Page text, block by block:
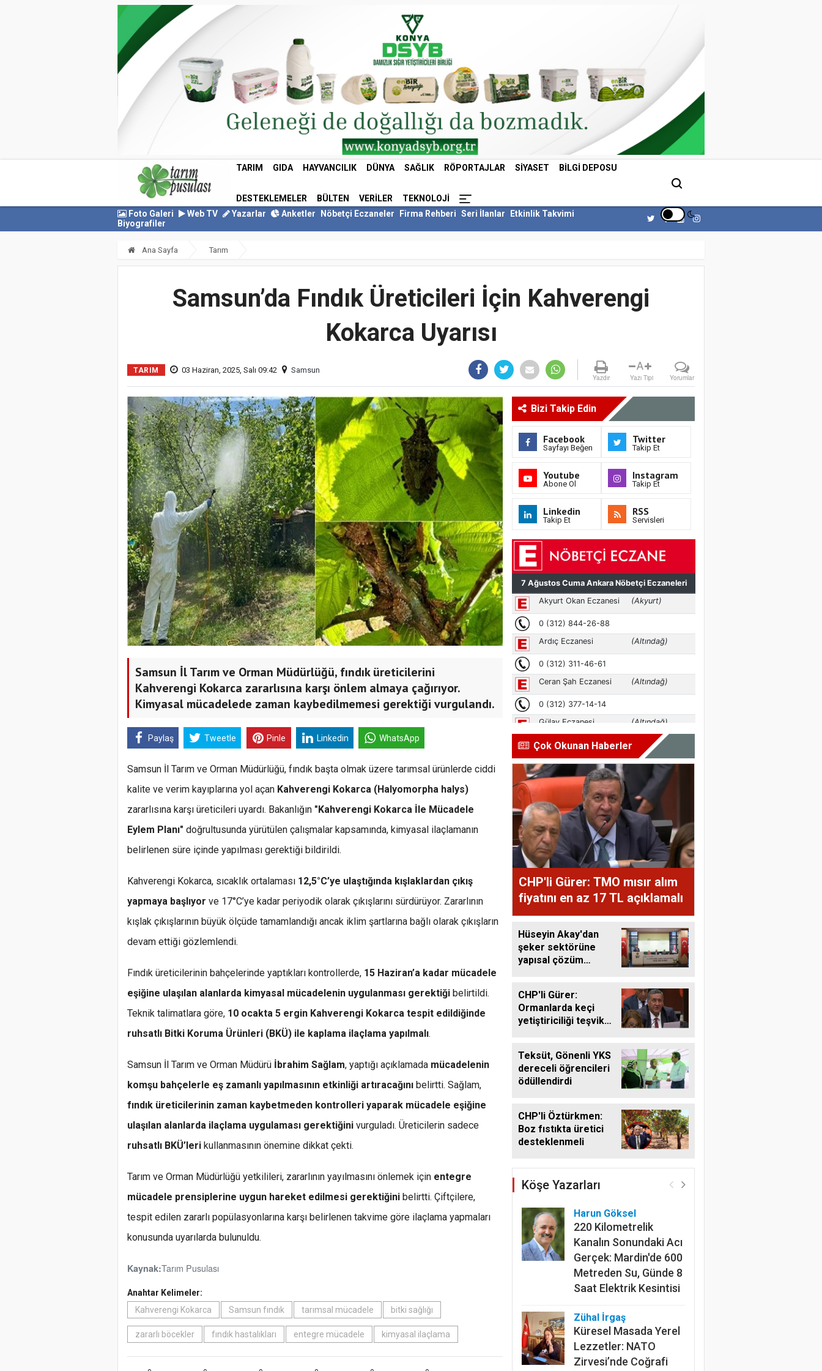
TARIM GIDA HAYVANCILIK DÜNYA SAĞLIK RÖPORTAJLAR SIYASET BILGI DEPOSU
DESTEKLEMELER BÜLTEN VERILER
TEKNOLOJI
Foto Galeri
Web TV Yazarlar Anketler Nöbetçi Eczaneler Firma Rehberi Seri İlanlar
Etkinlik Takvimi
Biyografiler
Ana Sayfa Tarım
Samsun’da Fındık Üreticileri İçin Kahverengi
Kokarca Uyarısı
TARIM 03 Haziran, 2025, Salı 09:42 Samsun
Yazdır
A
Yazı Tipi Yorumlar
Samsun İl Tarım ve Orman Müdürlüğü, fındık üreticilerini
Kahverengi Kokarca zararlısına karşı önlem almaya çağırıyor.
Kimyasal mücadelede zaman kaybedilmemesi gerektiği vurgulandı.
Paylaş Tweetle Pinle Linkedin WhatsApp
Samsun İl Tarım ve Orman Müdürlüğü, fındık başta olmak üzere tarımsal ürünlerde ciddi
kalite ve verim kayıplarına yol açan Kahverengi Kokarca (Halyomorpha halys)
zararlısına karşı üreticileri uyardı. Bakanlığın "Kahverengi Kokarca İle Mücadele
Eylem Planı" doğrultusunda yürütülen çalışmalar kapsamında, kimyasal ilaçlamanın
belirlenen süre içinde yapılması gerektiği bildirildi.
Kahverengi Kokarca, sıcaklık ortalaması 12,5°C’ye ulaştığında kışlaklardan çıkış
yapmaya başlıyor ve 17°C’ye kadar periyodik olarak çıkışlarını sürdürüyor. Zararlının
kışlak çıkışlarının büyük ölçüde tamamlandığı ancak iklim şartlarına bağlı olarak çıkışların
devam ettiği gözlemlendi.
Fındık üreticilerinin bahçelerinde yaptıkları kontrollerde, 15 Haziran’a kadar mücadele
eşiğine ulaşılan alanlarda kimyasal mücadelenin uygulanması gerektiği belirtildi.
Teknik talimatlara göre, 10 ocakta 5 ergin Kahverengi Kokarca tespit edildiğinde
ruhsatlı Bitki Koruma Ürünleri (BKÜ) ile kaplama ilaçlama yapılmalı.
Samsun İl Tarım ve Orman Müdürü İbrahim Sağlam, yaptığı açıklamada mücadelenin
komşu bahçelerle eş zamanlı yapılmasının etkinliği artıracağını belirtti. Sağlam,
fındık üreticilerinin zaman kaybetmeden kontrolleri yaparak mücadele eşiğine
ulaşılan alanlarda ilaçlama uygulaması gerektiğini vurguladı. Üreticilerin sadece
ruhsatlı BKÜ’leri kullanmasının önemine dikkat çekti.
Tarım ve Orman Müdürlüğü yetkilileri, zararlının yayılmasını önlemek için entegre
mücadele prensiplerine uygun hareket edilmesi gerektiğini belirtti. Çiftçilere,
tespit edilen zararlı popülasyonlarına karşı belirlenen takvime göre ilaçlama yapmaları
konusunda uyarılarda bulunuldu.
Kaynak:Tarım Pusulası
Anahtar Kelimeler:
Kahverengi Kokarca
Samsun fındık tarımsal mücadele bitki sağlığı
zararlı böcekler fındık hastalıkları entegre mücadele kimyasal ilaçlama
Bizi Takip Edin
Facebook
Sayfayı Beğen
Twitter
Takip Et
Youtube
Abone Ol
Instagram
Takip Et
Linkedin
Takip Et
RSS
Servisleri
Çok Okunan Haberler
CHP'li Gürer: TMO mısır alım
fiyatını en az 17 TL açıklamalı
Hüseyin Akay'dan
şeker sektörüne
yapısal çözüm
CHP'li Gürer:
Ormanlarda keçi
yetiştiriciliği teşvik
Teksüt, Gönenli YKS
dereceli öğrencileri
ödüllendirdi
CHP'li Öztürkmen:
Boz fıstıkta üretici
desteklenmeli
Köşe Yazarları
Harun Göksel
220 Kilometrelik
Kanalın Sonundaki Acı
Gerçek: Mardin'de 600
Metreden Su, Günde 8
Saat Elektrik Kesintisi
Zühal İrgaş
Küresel Masada Yerel
Lezzetler: NATO
Zirvesi’nde Coğrafi